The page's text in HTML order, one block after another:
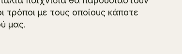
με τους οποίους κάποτε
μας.